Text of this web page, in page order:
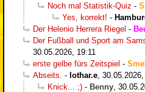
Noch mal Statistik-Quiz -
Yes, korrekt! -
Der Helenio Herrera Riegel -
Der Fußball und Sport am
30.05.2026, 19:11
erste gelbe fürs Zeitspiel -
Abseits. - lothar.e
Knick... ;) - Benny